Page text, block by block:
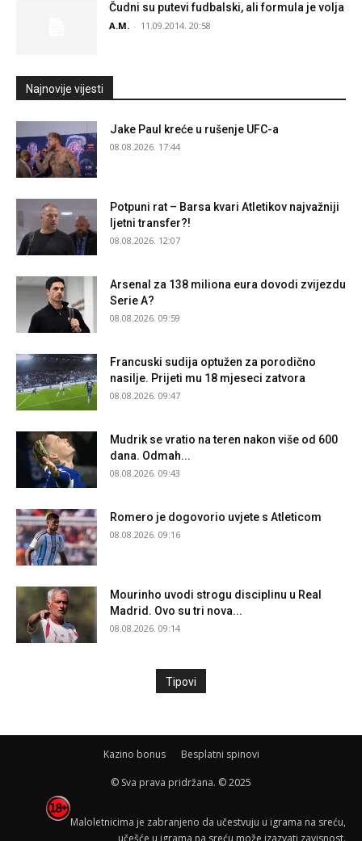
Čudni su putevi fudbalski, ali formula je volja
A.M. - 11.09.2014. 20:58
Najnovije vijesti
Jake Paul kreće u rušenje UFC-a
08.08.2026. 17:44
Potpuni rat – Barsa kvari Atletikov najvažniji
ljetni transfer?!
08.08.2026. 12:07
Arsenal za 138 miliona eura dovodi zvijezdu
Serie A?
08.08.2026. 09:59
Francuski sudija optužen za porodično
nasilje. Prijeti mu 18 mjeseci zatvora
08.08.2026. 09:47
Mudrik se vratio na teren nakon više od 600
dana. Odmah...
08.08.2026. 09:43
Romero je dogovorio uvjete s Atleticom
08.08.2026. 09:16
Mourinho uvodi strogu disciplinu u Real
Madrid. Ovo su tri nova...
08.08.2026. 09:14
Tipovi
Kazino bonus Besplatni spinovi
© Sva prava pridržana. © 2025
Maloletnicima je zabranjeno da učestvuju u igrama na sreću,
učešće u igrama na sreću može izazvati zavisnost.